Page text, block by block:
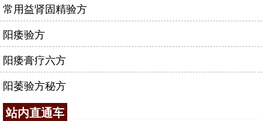
常用益肾固精验方
阳痿验方
阳痿膏疗六方
阳萎验方秘方
站内直通车